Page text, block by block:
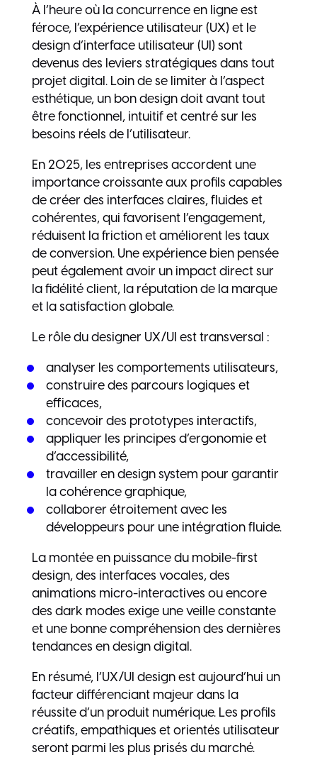
À l’heure où la concurrence en ligne est
féroce, l’expérience utilisateur (UX) et le
design d’interface utilisateur (UI) sont
devenus des leviers stratégiques dans tout
projet digital. Loin de se limiter à l’aspect
esthétique, un bon design doit avant tout
être fonctionnel, intuitif et centré sur les
besoins réels de l’utilisateur.
En 2025, les entreprises accordent une
importance croissante aux profils capables
de créer des interfaces claires, fluides et
cohérentes, qui favorisent l’engagement,
réduisent la friction et améliorent les taux
de conversion. Une expérience bien pensée
peut également avoir un impact direct sur
la fidélité client, la réputation de la marque
et la satisfaction globale.
Le rôle du designer UX/UI est transversal :
analyser les comportements utilisateurs,
construire des parcours logiques et
efficaces,
concevoir des prototypes interactifs,
appliquer les principes d’ergonomie et
d’accessibilité,
travailler en design system pour garantir
la cohérence graphique,
collaborer étroitement avec les
développeurs pour une intégration fluide.
La montée en puissance du mobile-first
design, des interfaces vocales, des
animations micro-interactives ou encore
des dark modes exige une veille constante
et une bonne compréhension des dernières
tendances en design digital.
En résumé, l’UX/UI design est aujourd’hui un
facteur différenciant majeur dans la
réussite d’un produit numérique. Les profils
créatifs, empathiques et orientés utilisateur
seront parmi les plus prisés du marché.